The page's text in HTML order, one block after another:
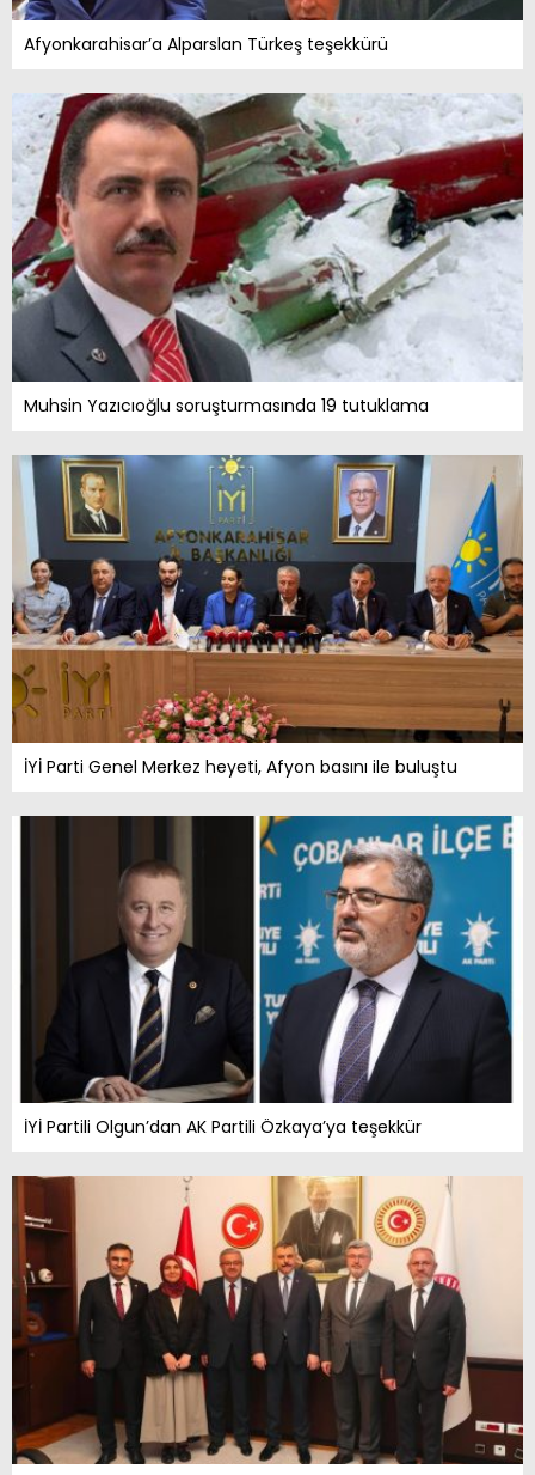
Afyonkarahisar’a Alparslan Türkeş teşekkürü
Muhsin Yazıcıoğlu soruşturmasında 19 tutuklama
İYİ Parti Genel Merkez heyeti, Afyon basını ile buluştu
İYİ Partili Olgun’dan AK Partili Özkaya’ya teşekkür